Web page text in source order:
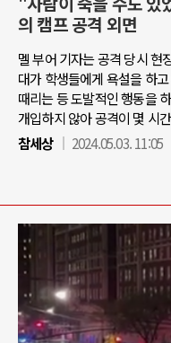
의 캠프 공격 외면
멜 부어 기자는 공격 당시 현
대가 학생들에게 욕설을 하
때리는 등 도발적인 행동을
개입하지 않아 공격이 몇 시
참세상
2024.05.03. 11:05